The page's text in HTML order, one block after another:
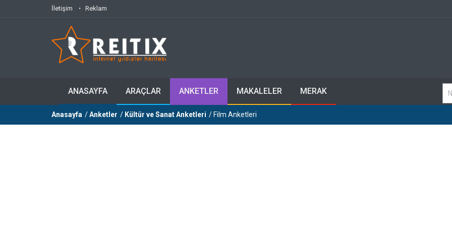
İletişim Reklam
ANASAYFA ARAÇLAR ANKETLER MAKALELER MERAK
Anasayfa /Anketler / Kültür ve Sanat Anketleri / Film Anketleri